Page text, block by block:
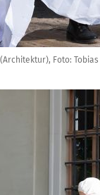
Foto: Tobias